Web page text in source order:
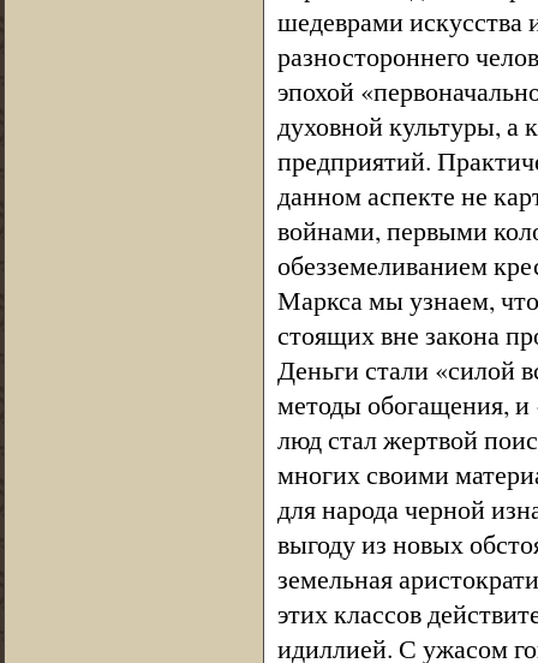
шедеврами искусства
разностороннего
эпохой
духовной культуры,
предприятий.
данном аспекте не
войнами, первыми
обезземеливанием
Маркса мы узнаем,
стоящих вне закона
Деньги стали «силой
методы обогащения,
люд стал жертвой
многих своими
для народа черной
выгоду из новых
земельная
этих классов
идиллией. С ужасом